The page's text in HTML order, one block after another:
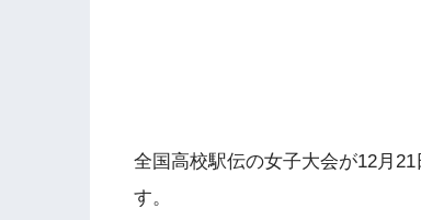
全国高校駅伝の女子大会が12月
す。